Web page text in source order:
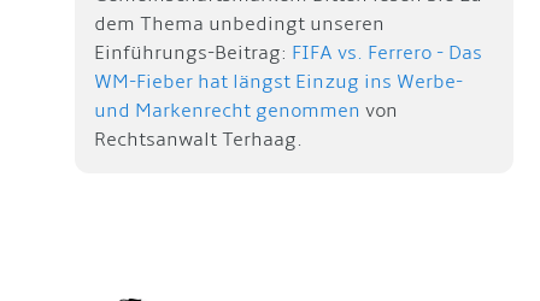
dem Thema unbedingt unseren
Einführungs-Beitrag: FIFA vs. Ferrero - Das
WM-Fieber hat längst Einzug ins Werbe-
und Markenrecht genommen von
Rechtsanwalt Terhaag.